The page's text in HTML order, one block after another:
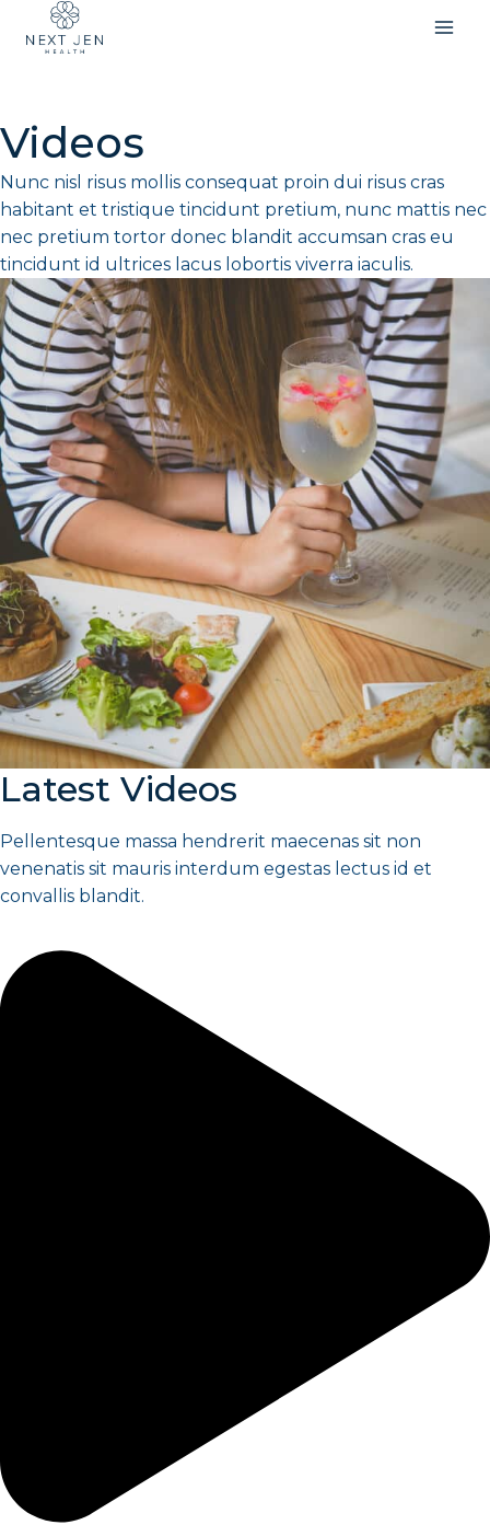
Videos​
Nunc nisl risus mollis consequat proin dui risus cras
habitant et tristique tincidunt pretium, nunc mattis nec
nec pretium tortor donec blandit accumsan cras eu
tincidunt id ultrices lacus lobortis viverra iaculis.
Latest Videos
Pellentesque massa hendrerit maecenas sit non
venenatis sit mauris interdum egestas lectus id et
convallis blandit.